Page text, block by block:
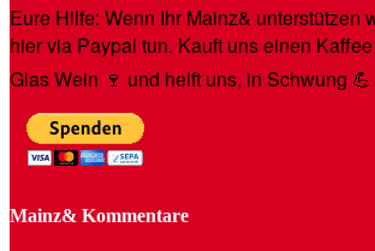
Eure Hilfe: Wenn Ihr Mainz& unterstützen
hier via Paypal tun. Kauft uns einen
Glas Wein 🍷 und helft uns, in Schwung
Mainz& Kommentare